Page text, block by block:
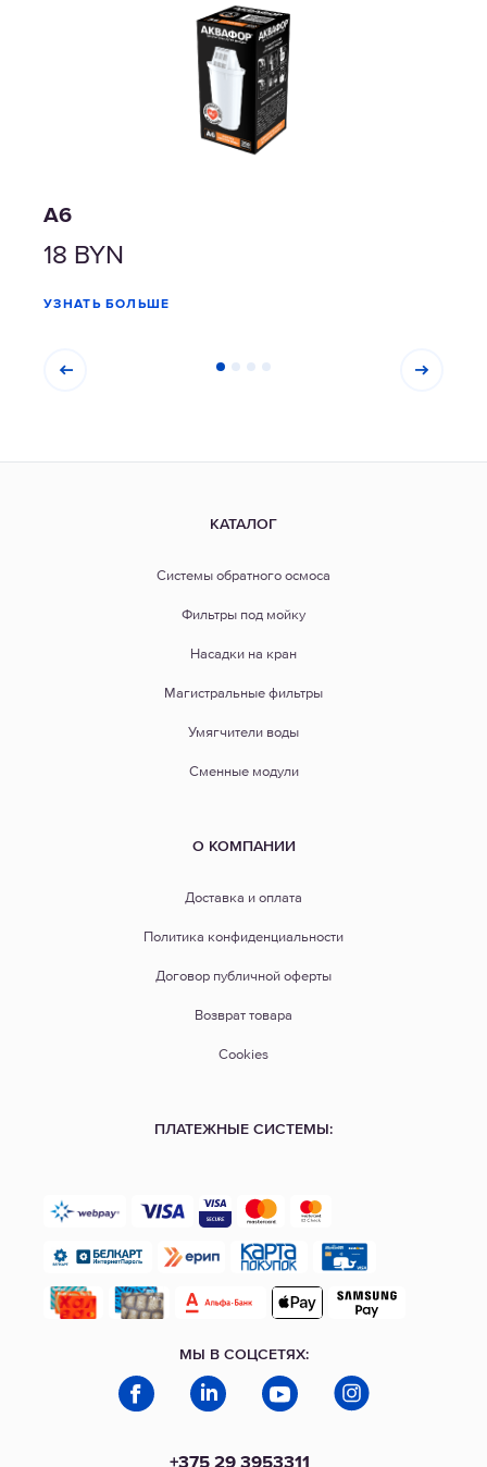
А6
18 BYN
УЗНАТЬ БОЛЬШЕ
КАТАЛОГ
Системы обратного осмоса
Фильтры под мойку
Насадки на кран
Магистральные фильтры
Умягчители воды
Сменные модули
О КОМПАНИИ
Доставка и оплата
Политика конфиденциальности
Договор публичной оферты
Возврат товара
Cookies
ПЛАТЕЖНЫЕ СИСТЕМЫ:
МЫ В СОЦСЕТЯХ:
+375 29 3953311